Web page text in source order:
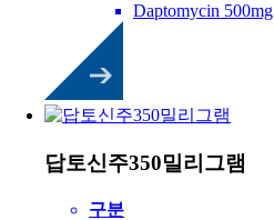
Daptomycin 500mg
답토신주350밀리그램
구분